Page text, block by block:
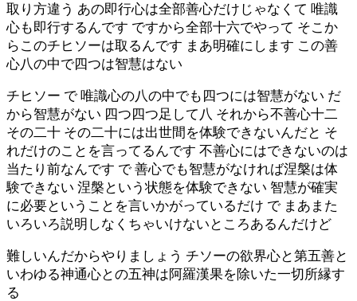
取り方違う あの即行心は全部善心だけじゃなくて 唯識
心も即行するんです ですから全部十六でやって そこか
らこのチヒソーは取るんです まあ明確にします この善
心八の中で四つは智慧はない
チヒソー で 唯識心の八の中でも四つには智慧がない だ
から智慧がない 四つ四つ足して八 それから不善心十二
その二十 その二十には出世間を体験できないんだと そ
れだけのことを言ってるんです 不善心にはできないのは
当たり前なんです で 善心でも智慧がなければ涅槃は体
験できない 涅槃という状態を体験できない 智慧が確実
に必要ということを言いかがっているだけ で まあまた
いろいろ説明しなくちゃいけないところあるんだけど
難しいんだからやりましょう チソーの欲界心と第五善と
いわゆる神通心との五神は阿羅漢果を除いた一切所縁す
る